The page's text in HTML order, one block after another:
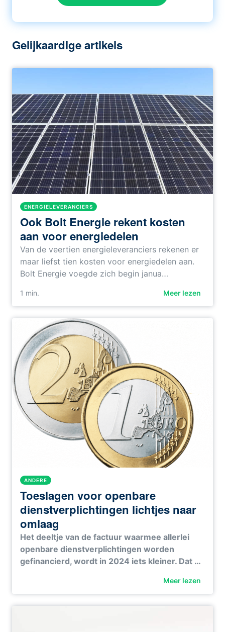
Gelijkaardige artikels
ENERGIELEVERANCIERS
Ook Bolt Energie rekent kosten
aan voor energiedelen
Van de veertien energieleveranciers rekenen er
maar liefst tien kosten voor energiedelen aan.
Bolt Energie voegde zich begin janua…
1 min. Meer lezen
ANDERE
Toeslagen voor openbare
dienstverplichtingen lichtjes naar
omlaag
Het deeltje van de factuur waarmee allerlei
openbare dienstverplichtingen worden
gefinancierd, wordt in 2024 iets kleiner. Dat …
Meer lezen